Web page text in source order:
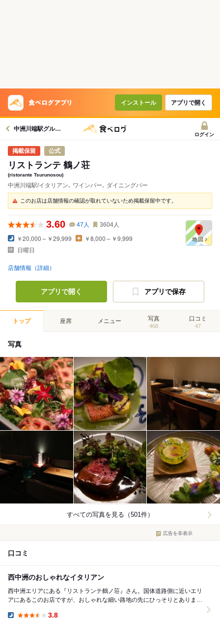
インストール アプリで開く
中洲川端駅グルメへ
ログイン
公式
リストランテ 鶴ノ荘
(ristorante Tsurunosou)
中洲川端駅/イタリアン､ ワインバー､ ダイニングバー
このお店は店舗情報の確認が取れていないため掲載保留中です。
3.60 47 人 3604人
￥20,000～￥29,999
￥8,000～￥9,999
日曜日
店舗情報（詳細）
アプリで開く アプリで保存
トップ 座席 メニュー 写真
468
口コミ
47
写真
すべての写真を見る（501件）
広告を非表示
口コミ
西中洲のおしゃれなイタリアン
西中洲エリアにある『リストランテ鶴ノ荘』さん。国体道路側に近いエリ
アにあるこのお店ですが、おしゃれな細い路地の先にひっそりとありまし
3.8